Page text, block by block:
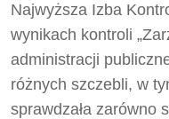
Najwyższa Izba
wynikach kontroli
administracji
różnych szczebli, w
sprawdzała zarówno